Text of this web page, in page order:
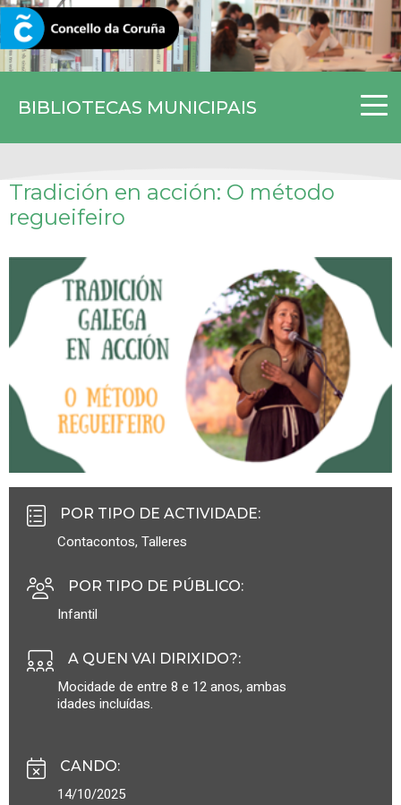
BIBLIOTECAS MUNICIPAIS
CORUNA.GAL
Tradición en acción: O método
regueifeiro
POR TIPO DE ACTIVIDADE:
Contacontos, Talleres
POR TIPO DE PÚBLICO:
Infantil
A QUEN VAI DIRIXIDO?:
Mocidade de entre 8 e 12 anos, ambas
idades incluídas.
CANDO:
14/10/2025